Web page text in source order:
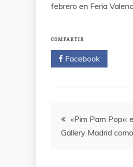
febrero en Feria
COMPARTIR
Facebook
«Pim Pam Pop»:
Gallery Madrid